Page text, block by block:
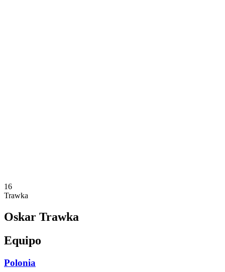
16
Trawka
Oskar Trawka
Equipo
Polonia